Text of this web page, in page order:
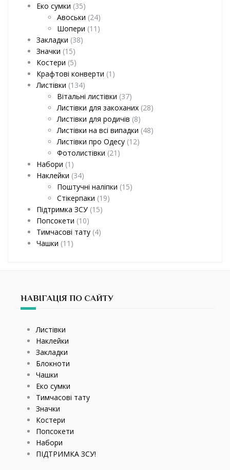
Еко сумки (35)
Авоськи (24)
Шопери (11)
Закладки (38)
Значки (15)
Костери (5)
Крафтові конверти (1)
Листівки (134)
Вітальні листівки (37)
Листівки для закоханих (28)
Листівки для родичів (8)
Листівки на всі випадки (48)
Листівки про Одесу (12)
Фотолистівки (21)
Набори (1)
Наклейки (34)
Поштучні наліпки (15)
Стікерпаки (19)
Підтримка ЗСУ (15)
Попсокети (10)
Тимчасові тату (4)
Чашки (11)
НАВІГАЦІЯ ПО САЙТУ
Листівки
Наклейки
Закладки
Блокноти
Чашки
Еко сумки
Тимчасові тату
Значки
Костери
Попсокети
Набори
ПІДТРИМКА ЗСУ!